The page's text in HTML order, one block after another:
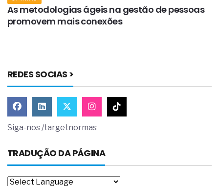
As metodologias ágeis na gestão de pessoas
promovem mais conexões
REDES SOCIAS >
Siga-nos /targetnormas
TRADUÇÃO DA PÁGINA